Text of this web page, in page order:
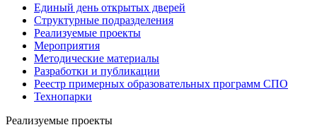
Единый день открытых дверей
Структурные подразделения
Реализуемые проекты
Мероприятия
Методические материалы
Разработки и публикации
Реестр примерных образовательных программ СПО
Технопарки
Реализуемые проекты